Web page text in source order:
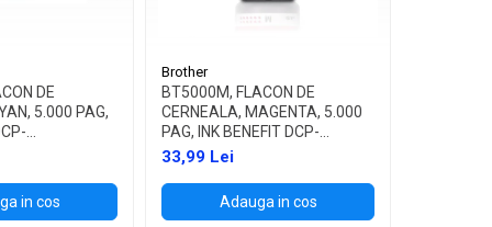
DE
5.000 PAG,
in cos
Brother
BT5000M, FLACON DE
CERNEALA, MAGENTA, 5.000
PAG, INK BENEFIT DCP-
T300/T500W/T700W
33,99 Lei
Adauga in cos